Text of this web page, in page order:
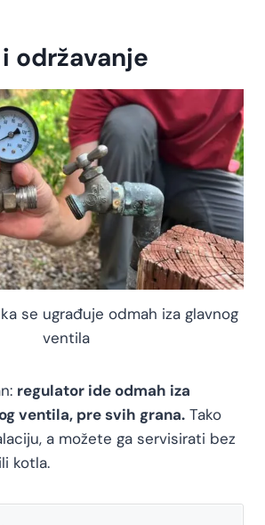
održavanje
se ugrađuje odmah iza glavnog
ventila
regulator ide odmah iza
ventila, pre svih grana. Tako
a možete ga servisirati bez
kotla.